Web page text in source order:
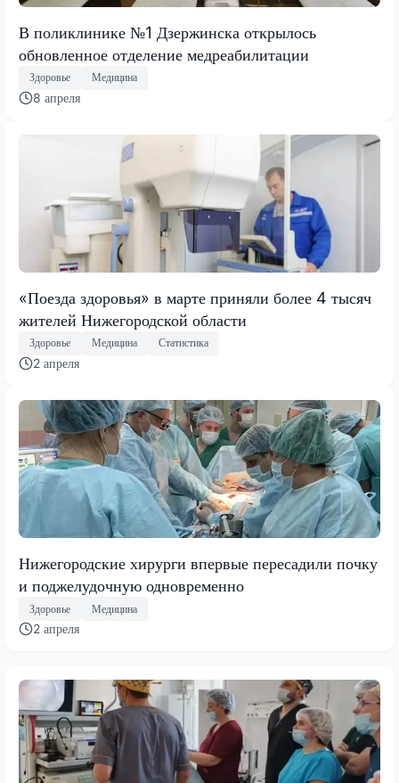
В поликлинике №1 Дзержинска открылось
обновленное отделение медреабилитации
Здоровье Медицина
8 апреля
«Поезда здоровья» в марте приняли более 4 тысяч
жителей Нижегородской области
Здоровье Медицина Статистика
2 апреля
Нижегородские хирурги впервые пересадили почку
и поджелудочную одновременно
Здоровье Медицина
2 апреля